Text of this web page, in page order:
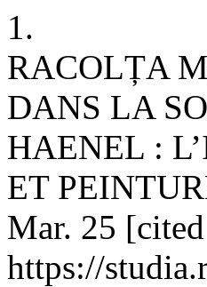
1.
RACOLȚA
DANS LA
HAENEL :
ET
Mar. 25
https://